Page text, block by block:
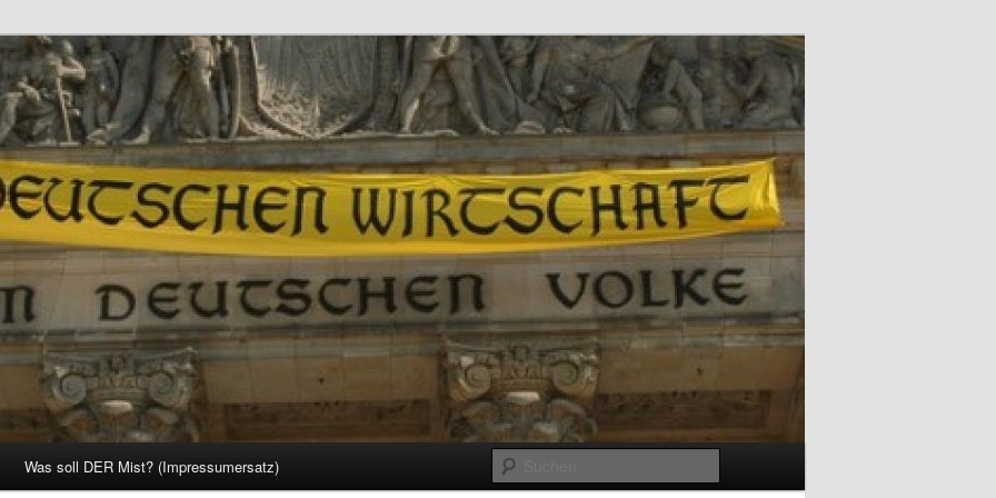
Was soll DER Mist? (Impressumersatz)